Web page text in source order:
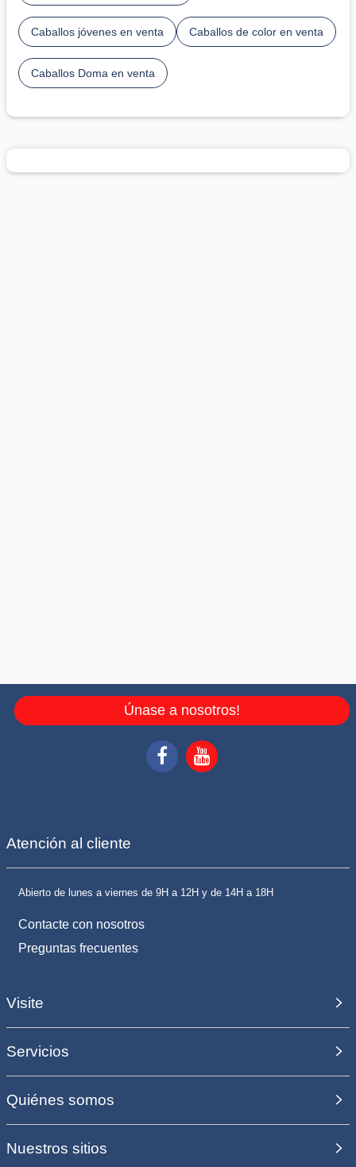
Caballos jóvenes en venta Caballos de color en venta
Caballos Doma en venta
Únase a nosotros!
Atención al cliente
Abierto de lunes a viernes de 9H a 12H y de 14H a 18H
Contacte con nosotros
Preguntas frecuentes
Visite
Servicios
Quiénes somos
Nuestros sitios